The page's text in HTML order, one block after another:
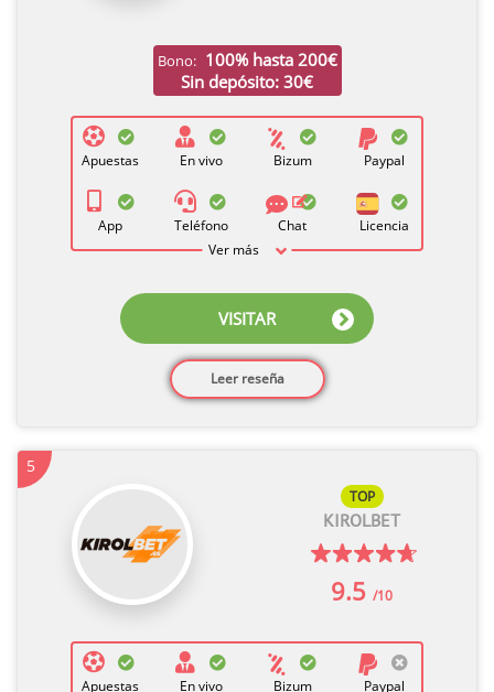
Bono: 100% hasta 200€
Sin depósito: 30€
Ver más
Apuestas En vivo Bizum Paypal
App Teléfono Chat Licencia
VISITAR
Leer reseña
5
TOP
KIROLBET
9.5 /10
Apuestas En vivo Bizum Paypal